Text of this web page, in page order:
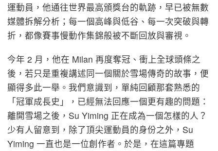
運動員，他通往世界最高頒獎台的軌跡，早已被無數
媒體拆解分析；每一個高峰與低谷、每一次突破與轉
折，都像賽事慢動作集錦般被不斷回放與審視。
今年 2 月，他在 Milan 再度奪冠、衝上全球頭條之
後，若只是重複講述同一個關於雪場傳奇的故事，便
顯得多此一舉。我們意識到，單純回顧那套熟悉的
「冠軍成長史」，已經無法回應一個更有趣的問題：
離開雪場之後，Su Yiming 正在成為一個怎樣的人？
少有人留意到，除了頂尖運動員的身份之外，Su
Yiming 一直也是一位創作者。於是，在這篇專題